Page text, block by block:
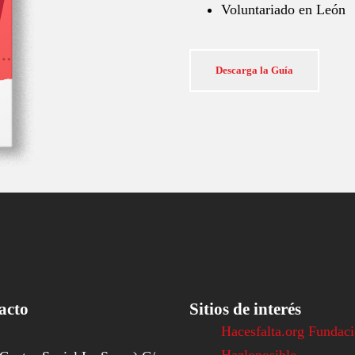
Voluntariado en León
Descarga la Guía
Sitios de interés
Hacesfalta.org